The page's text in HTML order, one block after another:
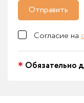
Отправить
Согласие на
Обязательно